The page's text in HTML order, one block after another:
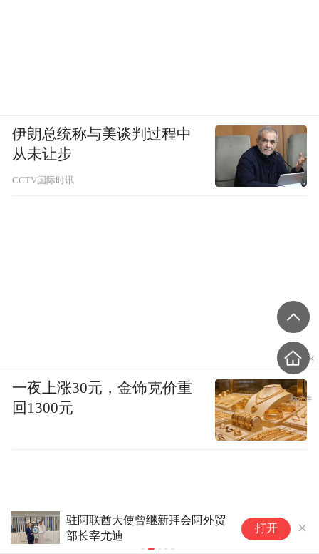
驻阿联酋大使曾继新拜会阿外贸
部长宰尤迪
打开
伊朗总统称与美谈判过程中
从未让步
CCTV国际时讯
一夜上涨30元，金饰克价重
回1300元